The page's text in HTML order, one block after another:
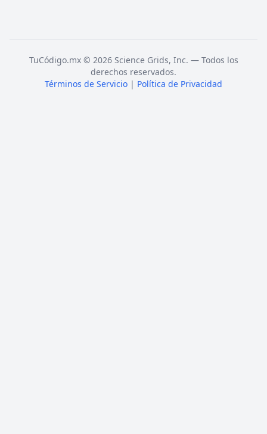
TuCódigo.mx © 2026 Science Grids, Inc. — Todos los
derechos reservados.
Términos de Servicio | Política de Privacidad